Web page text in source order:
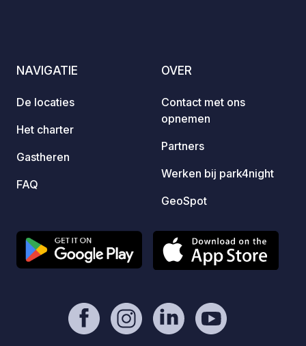
NAVIGATIE
De locaties
Het charter
Gastheren
FAQ
OVER
Contact met ons
opnemen
Partners
Werken bij park4night
GeoSpot